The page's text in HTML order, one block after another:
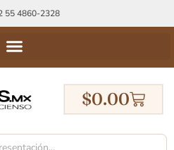
55 4860-2328
$0.00